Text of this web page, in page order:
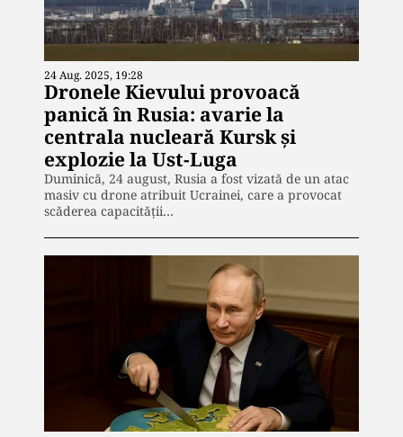
24 Aug. 2025, 19:28
Dronele Kievului provoacă
panică în Rusia: avarie la
centrala nucleară Kursk și
explozie la Ust-Luga
Duminică, 24 august, Rusia a fost vizată de un atac
masiv cu drone atribuit Ucrainei, care a provocat
scăderea capacității…